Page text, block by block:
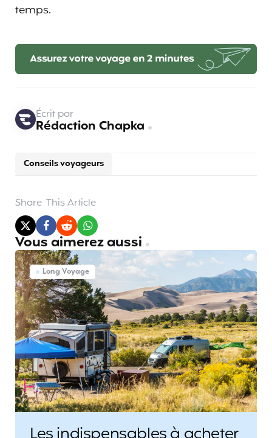
temps.
Conseils voyageurs
Écrit par
Rédaction Chapka
Share This Article
Vous aimerez aussi
Long Voyage